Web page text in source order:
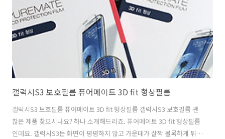
전혀 깨진곳 없이 보호가 된적이 있는데요. 천만다행이죠. 그런데 가끔
그냥 쌩폰이 좋아 하..
갤럭시S3 보호필름 퓨어메이트 3D fit 형상필름
갤럭시S3 보호필름 퓨어메이트 3D fit 형상필름 갤럭시S3 보호필름 괜
찮은 제품 찾으시나요? 하나 소개해드리죠. 퓨어메이트 3D fit 형상필름
인데요. 갤럭시S3는 화면이 평평하지 않고 가운데가 살짝 볼록하게 튀어